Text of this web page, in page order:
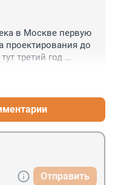
в Москве первую
проектирования до
третий год
Отправить